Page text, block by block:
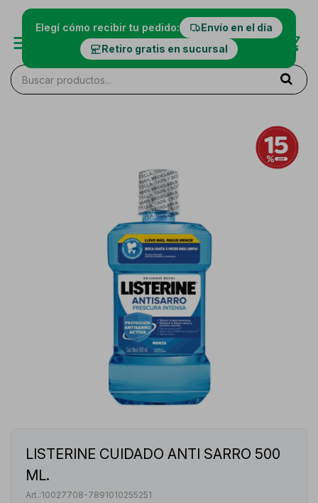
Elegí cómo recibir tu pedido:
Envío en el día
Retiro gratis en sucursal
LISTERINE CUIDADO ANTI SARRO 500
ML.
10027708-7891010255251